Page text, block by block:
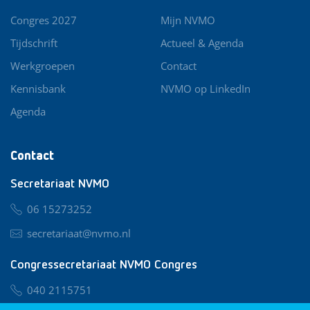
Contact
Secretariaat NVMO
06 15273252
secretariaat@nvmo.nl
Congressecretariaat NVMO Congres
040 2115751
Congres 2027
Tijdschrift
Werkgroepen
Kennisbank
Agenda
Mijn NVMO
Actueel & Agenda
Contact
NVMO op LinkedIn